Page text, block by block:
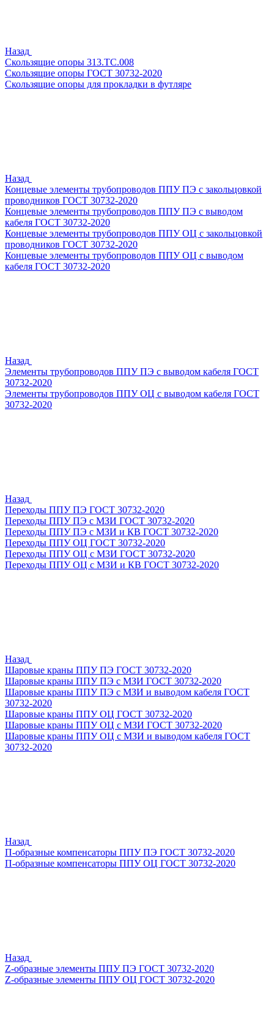
Назад
Скользящие опоры 313.ТС.008
Скользящие опоры ГОСТ 30732-2020
Скользящие опоры для прокладки в футляре
Назад
Концевые элементы трубопроводов ППУ ПЭ с закольцовкой
проводников ГОСТ 30732-2020
Концевые элементы трубопроводов ППУ ПЭ с выводом
кабеля ГОСТ 30732-2020
Концевые элементы трубопроводов ППУ ОЦ с закольцовкой
проводников ГОСТ 30732-2020
Концевые элементы трубопроводов ППУ ОЦ с выводом
кабеля ГОСТ 30732-2020
Назад
Элементы трубопроводов ППУ ПЭ с выводом кабеля ГОСТ
30732-2020
Элементы трубопроводов ППУ ОЦ с выводом кабеля ГОСТ
30732-2020
Назад
Переходы ППУ ПЭ ГОСТ 30732-2020
Переходы ППУ ПЭ с МЗИ ГОСТ 30732-2020
Переходы ППУ ПЭ с МЗИ и КВ ГОСТ 30732-2020
Переходы ППУ ОЦ ГОСТ 30732-2020
Переходы ППУ ОЦ с МЗИ ГОСТ 30732-2020
Переходы ППУ ОЦ с МЗИ и КВ ГОСТ 30732-2020
Назад
Шаровые краны ППУ ПЭ ГОСТ 30732-2020
Шаровые краны ППУ ПЭ с МЗИ ГОСТ 30732-2020
Шаровые краны ППУ ПЭ с МЗИ и выводом кабеля ГОСТ
30732-2020
Шаровые краны ППУ ОЦ ГОСТ 30732-2020
Шаровые краны ППУ ОЦ с МЗИ ГОСТ 30732-2020
Шаровые краны ППУ ОЦ с МЗИ и выводом кабеля ГОСТ
30732-2020
Назад
П-образные компенсаторы ППУ ПЭ ГОСТ 30732-2020
П-образные компенсаторы ППУ ОЦ ГОСТ 30732-2020
Назад
Z-образные элементы ППУ ПЭ ГОСТ 30732-2020
Z-образные элементы ППУ ОЦ ГОСТ 30732-2020